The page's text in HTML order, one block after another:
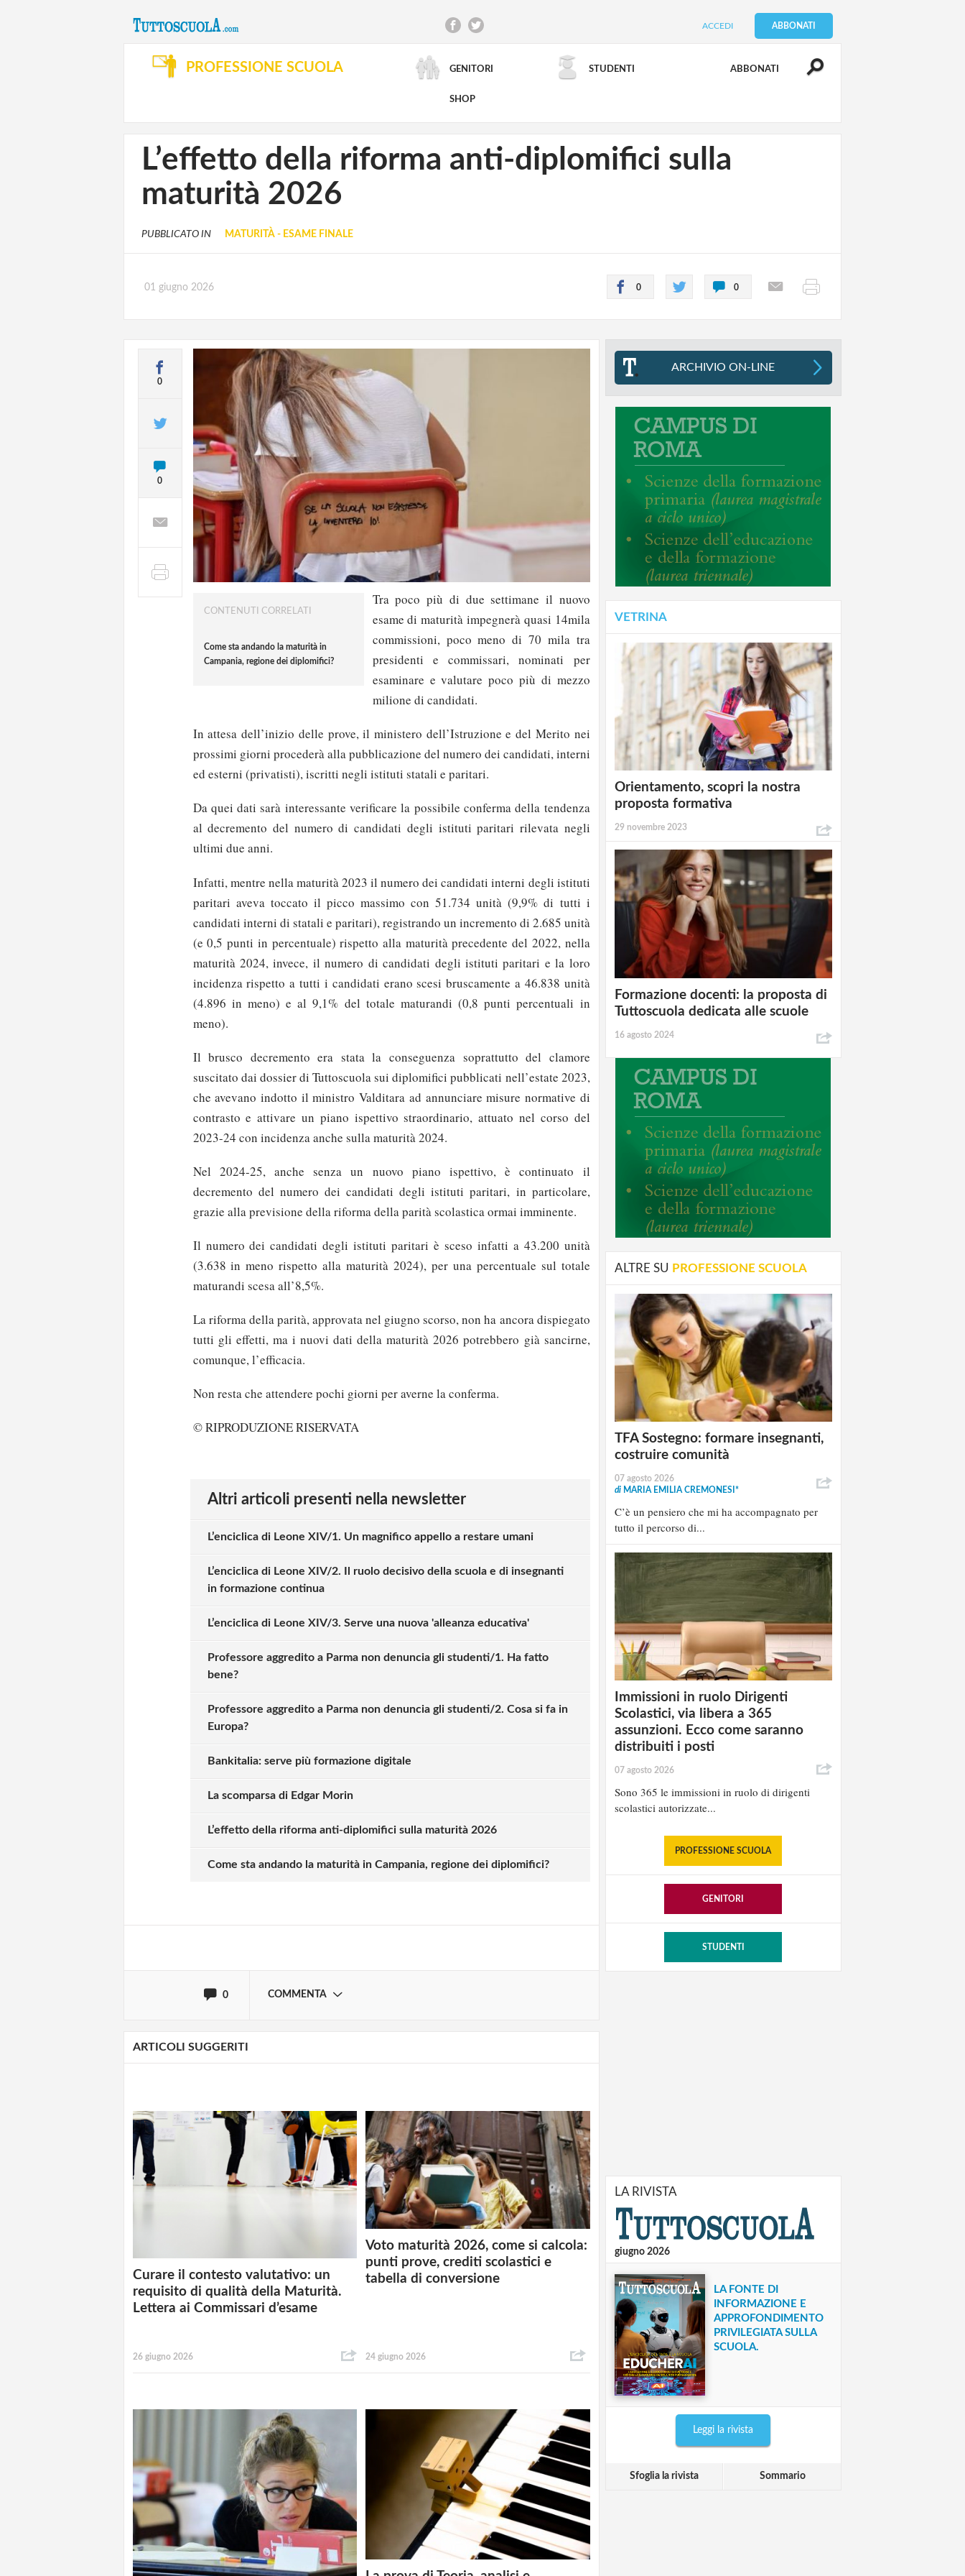
ACCEDI ABBONATI
PROFESSIONE SCUOLA GENITORI STUDENTI ABBONATI
SHOP
RICERCA AVANZATA
L’effetto della riforma anti-diplomifici sulla
maturità 2026
PUBBLICATO IN MATURITÀ - ESAME FINALE
01 giugno 2026 0 0
0
0
CONTENUTI CORRELATI
Come sta andando la maturità in
Campania, regione dei diplomifici?
Tra poco più di due settimane il nuovo
esame di maturità impegnerà quasi 14mila
commissioni, poco meno di 70 mila tra
presidenti e commissari, nominati per
esaminare e valutare poco più di mezzo
milione di candidati.
In attesa dell’inizio delle prove, il ministero dell’Istruzione e del Merito nei
prossimi giorni procederà alla pubblicazione del numero dei candidati, interni
ed esterni (privatisti), iscritti negli istituti statali e paritari.
Da quei dati sarà interessante verificare la possibile conferma della tendenza
al decremento del numero di candidati degli istituti paritari rilevata negli
ultimi due anni.
Infatti, mentre nella maturità 2023 il numero dei candidati interni degli istituti
paritari aveva toccato il picco massimo con 51.734 unità (9,9% di tutti i
candidati interni di statali e paritari), registrando un incremento di 2.685 unità
(e 0,5 punti in percentuale) rispetto alla maturità precedente del 2022, nella
maturità 2024, invece, il numero di candidati degli istituti paritari e la loro
incidenza rispetto a tutti i candidati erano scesi bruscamente a 46.838 unità
(4.896 in meno) e al 9,1% del totale maturandi (0,8 punti percentuali in
meno).
Il brusco decremento era stata la conseguenza soprattutto del clamore
suscitato dai dossier di Tuttoscuola sui diplomifici pubblicati nell’estate 2023,
che avevano indotto il ministro Valditara ad annunciare misure normative di
contrasto e attivare un piano ispettivo straordinario, attuato nel corso del
2023-24 con incidenza anche sulla maturità 2024.
Nel 2024-25, anche senza un nuovo piano ispettivo, è continuato il
decremento del numero dei candidati degli istituti paritari, in particolare,
grazie alla previsione della riforma della parità scolastica ormai imminente.
Il numero dei candidati degli istituti paritari è sceso infatti a 43.200 unità
(3.638 in meno rispetto alla maturità 2024), per una percentuale sul totale
maturandi scesa all’8,5%.
La riforma della parità, approvata nel giugno scorso, non ha ancora dispiegato
tutti gli effetti, ma i nuovi dati della maturità 2026 potrebbero già sancirne,
comunque, l’efficacia.
Non resta che attendere pochi giorni per averne la conferma.
© RIPRODUZIONE RISERVATA
Altri articoli presenti nella newsletter
L’enciclica di Leone XIV/1. Un magnifico appello a restare umani
L’enciclica di Leone XIV/2. Il ruolo decisivo della scuola e di insegnanti
in formazione continua
L’enciclica di Leone XIV/3. Serve una nuova 'alleanza educativa'
Professore aggredito a Parma non denuncia gli studenti/1. Ha fatto
bene?
Professore aggredito a Parma non denuncia gli studenti/2. Cosa si fa in
Europa?
Bankitalia: serve più formazione digitale
La scomparsa di Edgar Morin
L’effetto della riforma anti-diplomifici sulla maturità 2026
Come sta andando la maturità in Campania, regione dei diplomifici?
0 COMMENTA
Solo gli utenti registrati possono commentare!
ARTICOLI SUGGERITI
Curare il contesto valutativo: un
requisito di qualità della Maturità.
Lettera ai Commissari d’esame
26 giugno 2026
Voto maturità 2026, come si calcola:
punti prove, crediti scolastici e
tabella di conversione
24 giugno 2026
ARCHIVIO ON-LINE
VETRINA
Orientamento, scopri la nostra
proposta formativa
29 novembre 2023
Formazione docenti: la proposta di
Tuttoscuola dedicata alle scuole
16 agosto 2024
ALTRE SU PROFESSIONE SCUOLA
TFA Sostegno: formare insegnanti,
costruire comunità
07 agosto 2026
di MARIA EMILIA CREMONESI*
C’è un pensiero che mi ha accompagnato per
tutto il percorso di...
Immissioni in ruolo Dirigenti
Scolastici, via libera a 365
assunzioni. Ecco come saranno
distribuiti i posti
07 agosto 2026
Sono 365 le immissioni in ruolo di dirigenti
scolastici autorizzate...
PROFESSIONE SCUOLA
GENITORI
STUDENTI
LA RIVISTA
giugno 2026
LA FONTE DI
INFORMAZIONE E
APPROFONDIMENTO
PRIVILEGIATA SULLA
SCUOLA.
Leggi la rivista
Sfoglia la rivista Sommario